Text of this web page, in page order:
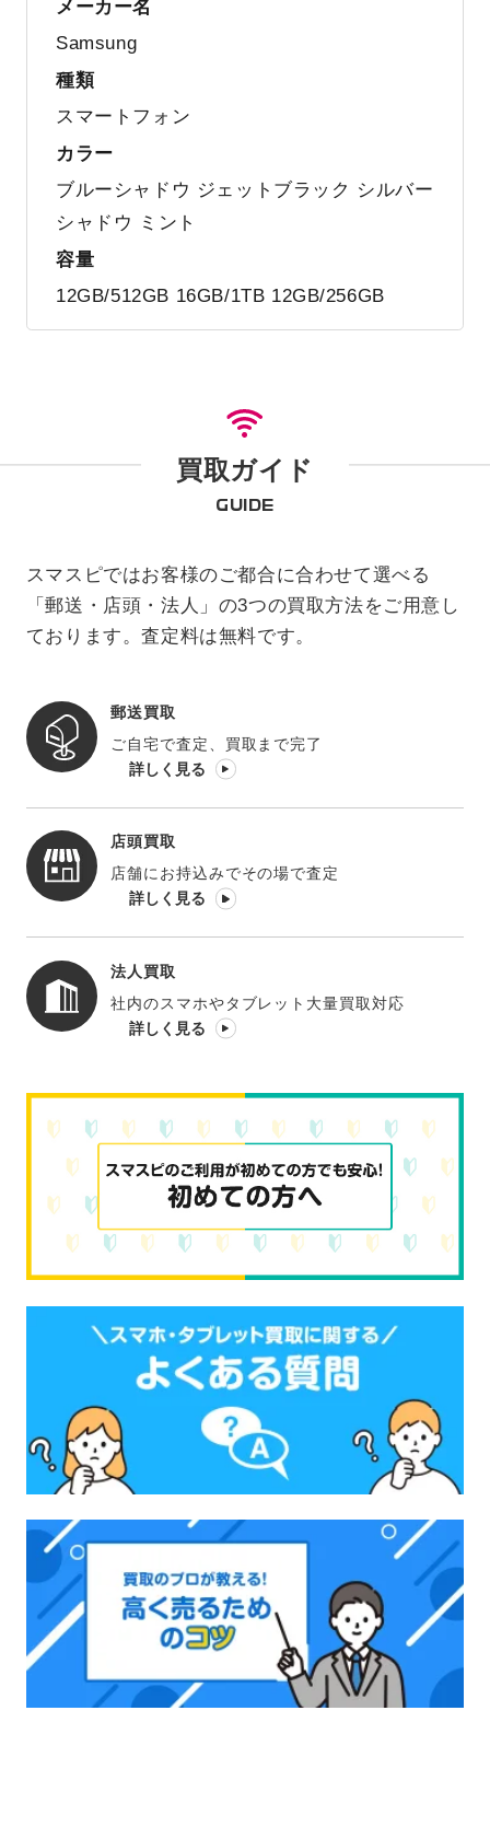
メーカー名
Samsung
種類
スマートフォン
カラー
ブルーシャドウ ジェットブラック シルバー
シャドウ ミント
容量
12GB/512GB 16GB/1TB 12GB/256GB
買取ガイド
GUIDE
スマスピではお客様のご都合に合わせて選べる
「郵送・店頭・法人」の3つの買取方法をご用意し
ております。査定料は無料です。
郵送買取
ご自宅で査定、買取まで完了
詳しく見る
店頭買取
店舗にお持込みでその場で査定
詳しく見る
法人買取
社内のスマホやタブレット大量買取対応
詳しく見る